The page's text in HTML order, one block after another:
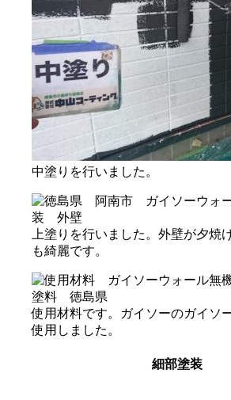
中塗りを行いました。
上塗りを行いました。外壁が夕焼
も綺麗です。
使用材料です。ガイソーのガイソ
使用しました。
細部塗装